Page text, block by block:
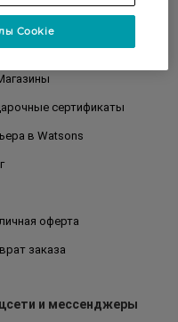
сертификаты
в Watsons
оферта
заказа
и мессенджеры
Cookie